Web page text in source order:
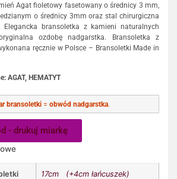
Agat fioletowy fasetowany o średnicy 3 mm,
o średnicy 3mm oraz stal chirurgiczna
bransoletka z kamieni naturalnych
ozdobę nadgarstka. Bransoletka z
ręcznie w Polsce – Bransoletki Made in
AGAT, HEMATYT
bransoletki= obwód nadgarstka.
- drukuj miarkę
17cm (+4cm łańcuszek)